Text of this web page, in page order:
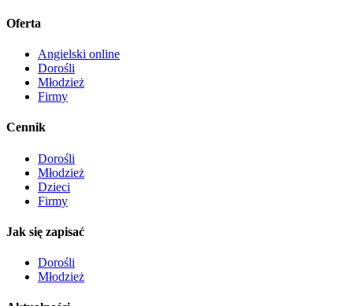
Oferta
Angielski online
Dorośli
Młodzież
Firmy
Cennik
Dorośli
Młodzież
Dzieci
Firmy
Jak się zapisać
Dorośli
Młodzież